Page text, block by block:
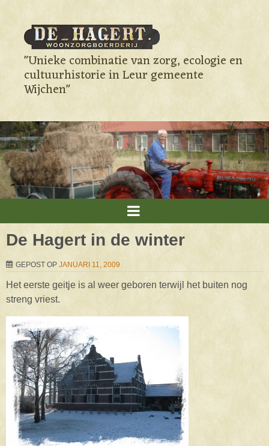
"Unieke combinatie van zorg, ecologie en
cultuurhistorie in Leur gemeente
Wijchen"
De Hagert in de winter
GEPOST OP JANUARI 11, 2009
Het eerste geitje is al weer geboren terwijl het buiten nog
streng vriest.